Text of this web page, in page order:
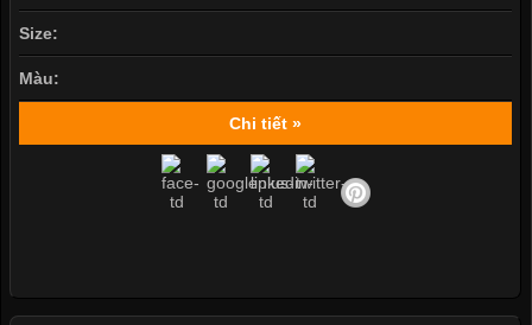
Size:
Màu:
Chi tiết »